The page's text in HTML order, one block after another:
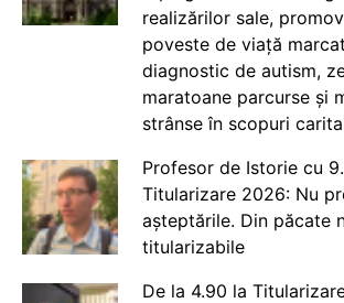
realizărilor sale,
poveste de viață
diagnostic de autism,
maratoane parcurse și
strânse în scopuri
Profesor de Istorie cu
Titularizare 2026: Nu
așteptările. Din păcate
titularizabile
De la 4.90 la